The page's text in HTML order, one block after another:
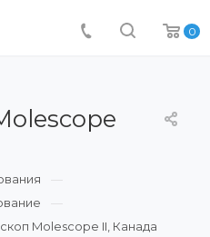
0
Molescope II, Канада